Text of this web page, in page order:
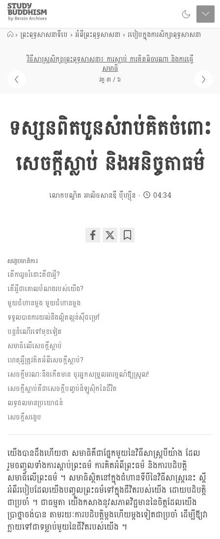
Close
Study
Buddhism
Home
› ព្រះពុទ្ធសាសនាទីបេ › អំពីព្រះពុទ្ធសាសនា › របៀបក្នុងការសិក្សាពុទ្ធសាសនា
វិធីសាស្រ្តសិក្សាព្រះពុទ្ធសាសនា៖ ការស្តាប់ ការគិតពិចារណា និងការធ្វើ
សមាធិ
វគ្គ ៣ / ៦
ទស្សនពិតបួនសំរាប់គិតចំពោះ
សេចក្តីស្លាប់ និងអនិច្ចតាធម៌
លោកបណ្ឌិត អាលិចសានឌឺ បុឺហ្សុីន 04:34
សង្ខេបមាតិការ
តើការរួចរំដោះគឺជាអ្វី?
តើអ្វីជាគោលបំណងរបស់យើង?
មួយជំហានម្តង មួយជំហានម្តង
ទទួលបានការយល់ដឹងល្អិតល្អន់សុីជម្រៅ
បន្តដំណើរទៅមុខទៀត
សមាធិលើសេចក្តីស្លាប់
ហេតុអ្វីត្រូវគិតអំពីសេចក្តីស្លាប់?
សេចក្តីមរណៈនឹងកើតមាន ចូរអ្នកសម្រួលអារម្មណ៍ឪ្យស្រួល!
សេចក្តីស្លាប់គឺជាសេចក្តីបញ្ចប់ដ៏ឡូសុិកនៃជីវិត
លទ្ធផលមានប្រយោជន៍
សេចក្តីសង្ខេប
យើងបានដឹងហើយថា សមាធិគឺជាផ្នែកមួយនៃវិធីសាស្រ្តបីយ៉ាង ដែល
រួមចញ្ចូលទាំងការស្តាប់ព្រះធម៌ ការគិតអំពីព្រះធម៌ និងការបដិបត្តិ
សមាធិលើព្រះធម៌ ។ សមាធិស្ថិតនៅក្នុងជំហានទីបីនៃវិធីសាស្រ្តនេះ ស្តី
អំពីរបៀបដែលយើងបញ្ចូលព្រះធម៌ទៅក្នុងជីវិតរបស់យើង ដោយបដិបតិ្ត
ជាប្រចាំ ។ ជាធម្មតា យើងកសាងនូវសភាពវិជ្ជមាននៃចិត្តដែលយើង
ប្រាថ្នាចង់បាន តាមរយៈការបដិបតិ្តម្តងហើយម្តងទៀតជាប្រចាំ ដើម្បីឪ្យវា
ក្លាយទៅជាទម្លាប់មួយនៃជីវិតរបស់យើង ។